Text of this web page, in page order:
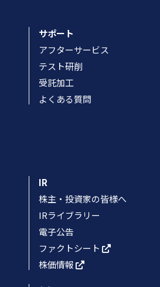
サポート
アフターサービス
テスト研削
受託加工
よくある質問
IR
株主・投資家の皆様へ
IRライブラリー
電子公告
ファクトシート
株価情報